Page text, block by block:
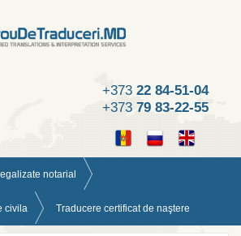
+37322 84-51-04
+373 79 83-22-55
notarial
civila Traducere certificat de naştere